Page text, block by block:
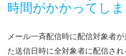
時間がかかってしま
メール一斉配信時に配信対象者
た送信日時に全対象者に配信さ